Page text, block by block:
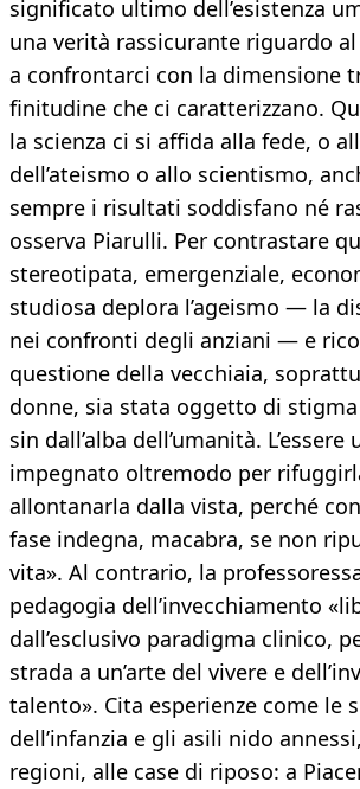
significato ultimo dell’esistenza
una verità rassicurante riguardo
a confrontarci con la dimensione
finitudine che ci caratterizzano.
la scienza ci si affida alla fede, o
dell’ateismo o allo scientismo,
sempre i risultati soddisfano né
osserva Piarulli. Per contrastare
stereotipata, emergenziale,
studiosa deplora l’ageismo — la
nei confronti degli anziani — e
questione della vecchiaia,
donne, sia stata oggetto di
sin dall’alba dell’umanità. L’essere
impegnato oltremodo per
allontanarla dalla vista, perché
fase indegna, macabra, se non
vita». Al contrario, la
pedagogia dell’invecchiamento
dall’esclusivo paradigma clinico,
strada a un’arte del vivere e
talento». Cita esperienze come le
dell’infanzia e gli asili nido
regioni, alle case di riposo: a